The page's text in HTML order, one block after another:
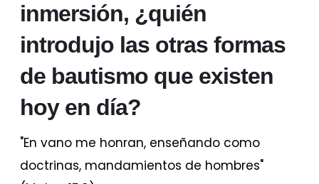
inmersión, ¿quién
introdujo las otras formas
de bautismo que existen
hoy en día?
"En vano me honran, enseñando como
doctrinas, mandamientos de hombres"